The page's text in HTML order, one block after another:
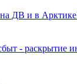
на ДВ и в Арктике
- раскрытие